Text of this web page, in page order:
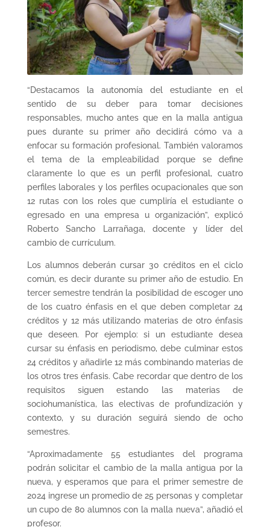
“Destacamos la autonomía del estudiante en el
sentido de su deber para tomar decisiones
responsables, mucho antes que en la malla antigua
pues durante su primer año decidirá cómo va a
enfocar su formación profesional. También valoramos
el tema de la empleabilidad porque se define
claramente lo que es un perfil profesional, cuatro
perfiles laborales y los perfiles ocupacionales que son
12 rutas con los roles que cumpliría el estudiante o
egresado en una empresa u organización”, explicó
Roberto Sancho Larrañaga, docente y líder del
cambio de currículum.
Los alumnos deberán cursar 30 créditos en el ciclo
común, es decir durante su primer año de estudio. En
tercer semestre tendrán la posibilidad de escoger uno
de los cuatro énfasis en el que deben completar 24
créditos y 12 más utilizando materias de otro énfasis
que deseen. Por ejemplo: si un estudiante desea
cursar su énfasis en periodismo, debe culminar estos
24 créditos y añadirle 12 más combinando materias de
los otros tres énfasis. Cabe recordar que dentro de los
requisitos siguen estando las materias de
sociohumanística, las electivas de profundización y
contexto, y su duración seguirá siendo de ocho
semestres.
“Aproximadamente 55 estudiantes del programa
podrán solicitar el cambio de la malla antigua por la
nueva, y esperamos que para el primer semestre de
2024 ingrese un promedio de 25 personas y completar
un cupo de 80 alumnos con la malla nueva”, añadió el
profesor.